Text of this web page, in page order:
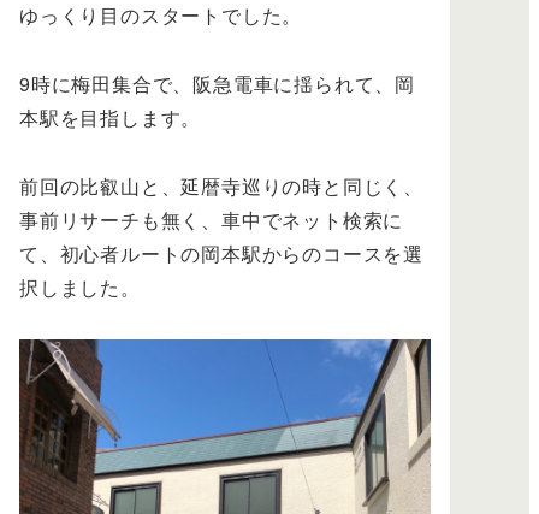
ゆっくり目のスタートでした。
9時に梅田集合で、阪急電車に揺られて、岡
本駅を目指します。
前回の比叡山と、延暦寺巡りの時と同じく、
事前リサーチも無く、車中でネット検索に
て、初心者ルートの岡本駅からのコースを選
択しました。